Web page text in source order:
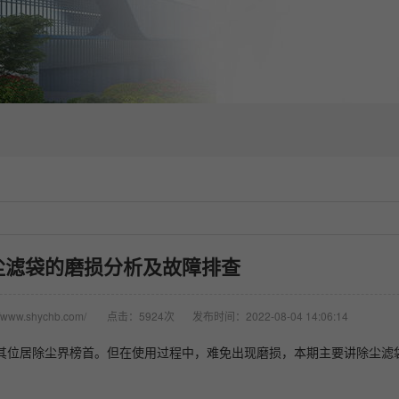
袋的磨损分析及故障排查
点击：5924次 发布时间：2022-08-04 14:06:14
居除尘界榜首。但在使用过程中，难免出现磨损，本期主要讲除尘滤